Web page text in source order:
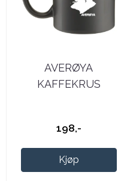
AVERØYA
KAFFEKRUS
198,-
Kjøp